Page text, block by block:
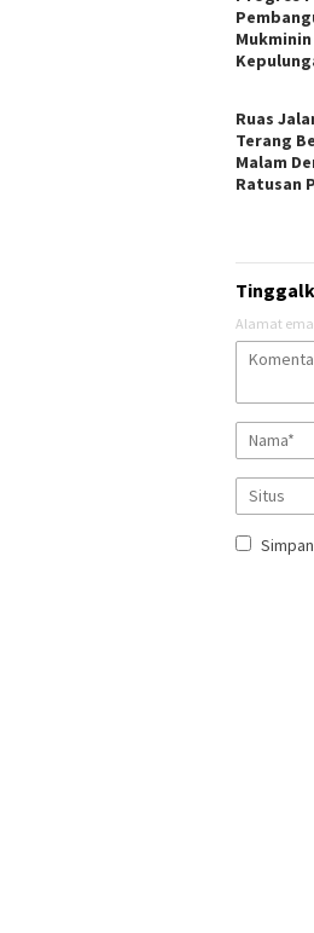
Ruas
Terang
Malam
Ratusan
Alamat